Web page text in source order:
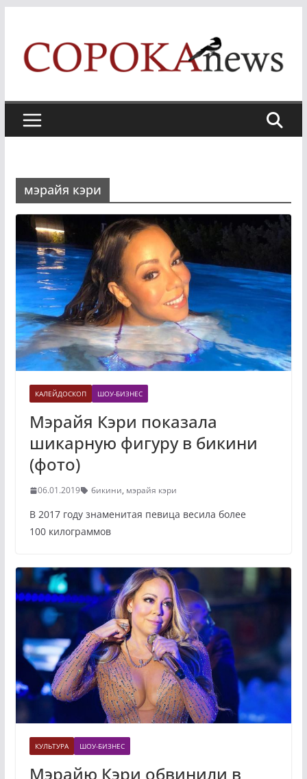
content
мэрайя кэри
КАЛЕЙДОСКОП ШОУ-БИЗНЕС
Мэрайя Кэри показала
шикарную фигуру в бикини
(фото)
06.01.2019 бикини, мэрайя кэри
В 2017 году знаменитая певица весила более
100 килограммов
КУЛЬТУРА ШОУ-БИЗНЕС
Мэрайю Кэри обвинили в